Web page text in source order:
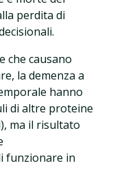
perdita di
che causano
la demenza a
hanno
di altre proteine
ma il risultato
funzionare in